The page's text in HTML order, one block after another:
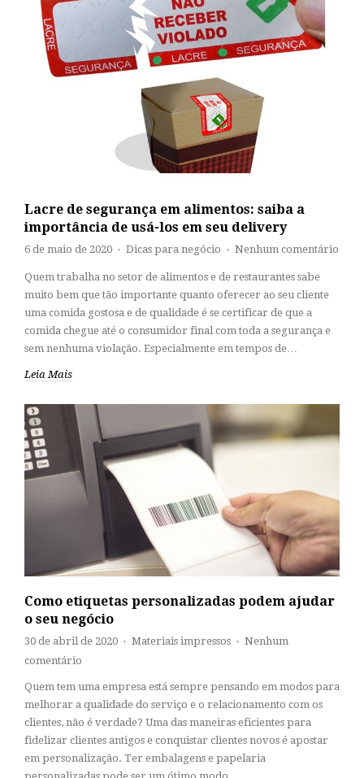
Lacre de segurança em alimentos: saiba a
importância de usá-los em seu delivery
6 de maio de 2020 ♦ Dicas para negócio ♦ Nenhum comentário
Quem trabalha no setor de alimentos e de restaurantes sabe
muito bem que tão importante quanto oferecer ao seu cliente
uma comida gostosa e de qualidade é se certificar de que a
comida chegue até o consumidor final com toda a segurança e
sem nenhuma violação. Especialmente em tempos de…
Leia Mais
Como etiquetas personalizadas podem ajudar
o seu negócio
30 de abril de 2020 ♦ Materiais impressos ♦
Nenhum
comentário
Quem tem uma empresa está sempre pensando em modos para
melhorar a qualidade do serviço e o relacionamento com os
clientes, não é verdade? Uma das maneiras eficientes para
fidelizar clientes antigos e conquistar clientes novos é apostar
em personalização. Ter embalagens e papelaria